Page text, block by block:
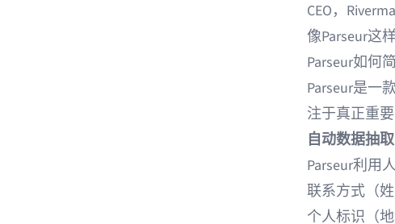
CEO，
像Parseur这
Parseur如何
Parseur是一款
注于真正重
自动数据抽取
Parseur利用
联系方式（
个人标识（